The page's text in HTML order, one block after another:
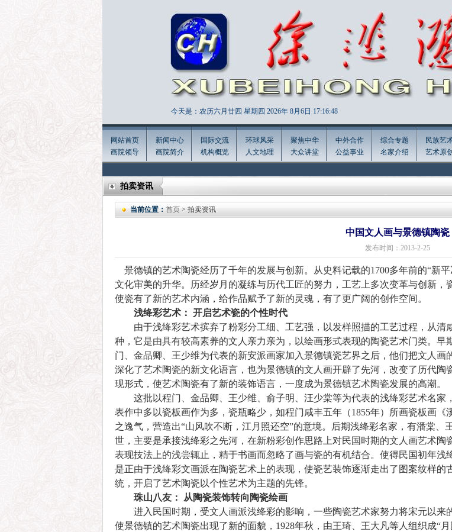
今天是：农历六月廿四 星期四 2026年 8月6日 17:16:49
网站首页
画院领导
新闻中心
画院简介
国际交流
机构概览
环球风采
人文地理
聚焦中华
大众讲堂
中外合作
公益事业
综合专题
名家介绍
民族艺
艺术原创
拍卖资讯
当前位置： 首页> 拍卖资讯
中国文人画与景德镇陶瓷
发布时间：2013-2-25
景德镇的艺术陶瓷经历了千年的发展与创新。从史料记载的1700多年前的“新
文化审美的升华。历经岁月的凝练与历代工匠的努力，工艺上多次变革与创新，
使瓷有了新的艺术内涵，给作品赋予了新的灵魂，有了更广阔的创作空间。
浅绛彩艺术： 开启艺术瓷的个性时代
由于浅绛彩艺术摈弃了粉彩分工细、工艺强，以发样照描的工艺过程，从清
种，它是由具有较高素养的文人亲力亲为，以绘画形式表现的陶瓷艺术门类。
门、金品卿、王少维为代表的新安派画家加入景德镇瓷艺界之后，他们把文人
深化了艺术陶瓷的新文化语言，也为景德镇的文人画开辟了先河，改变了历代
现形式，使艺术陶瓷有了新的装饰语言，一度成为景德镇艺术陶瓷发展的高潮。
这批以程门、金品卿、王少维、俞子明、汪少棠等为代表的浅绛彩艺术名家
表作中多以瓷板画作为多，瓷瓶略少，如程门咸丰五年（1855年）所画瓷板画
之逸气，营造出“山风吹不断，江月照还空”的意境。后期浅绛彩名家，有潘棠
世，主要是承接浅绛彩之先河，在新粉彩创作思路上对民国时期的文人画艺术
表现技法上的浅尝辄止，精于书画而忽略了画与瓷的有机结合。使得民国初年浅
是正由于浅绛彩文画派在陶瓷艺术上的表现，使瓷艺装饰逐渐走出了图案纹样
统，开启了艺术陶瓷以个性艺术为主题的先锋。
珠山八友： 从陶瓷装饰转向陶瓷绘画
进入民国时期，受文人画派浅绛彩的影响，一些陶瓷艺术家努力将宋元以来
使景德镇的艺术陶瓷出现了新的面貌，1928年秋，由王琦、王大凡等人组织成“